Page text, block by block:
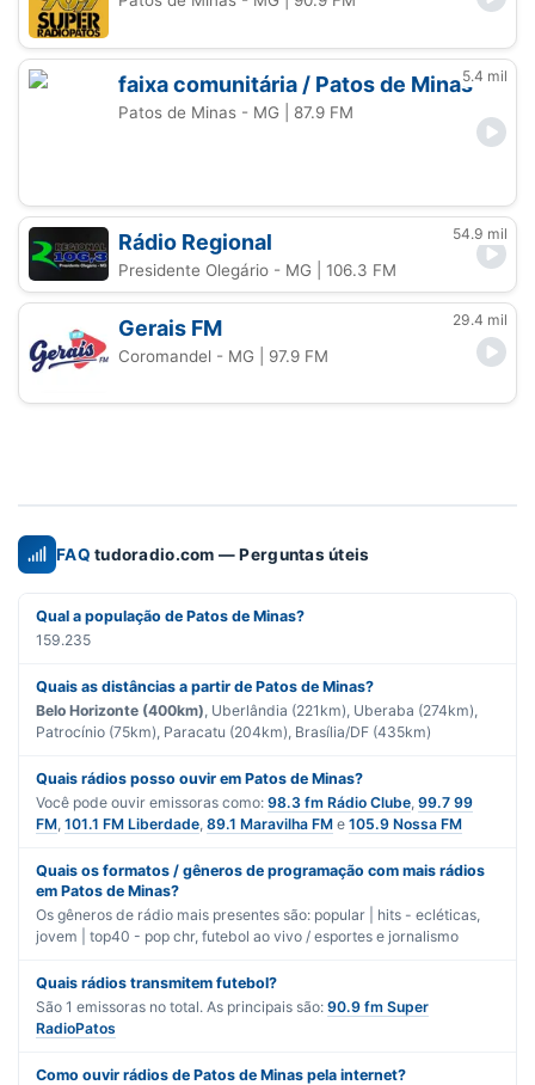
faixa comunitária / Patos de Minas5.4 mil
Patos de Minas - MG | 87.9 FM
Rádio Regional 54.9 mil
Presidente Olegário - MG | 106.3 FM
Gerais FM 29.4 mil
Coromandel - MG | 97.9 FM
FAQ tudoradio.com — Perguntas úteis
Qual a população de Patos de Minas?
159.235
Quais as distâncias a partir de Patos de Minas?
Belo Horizonte (400km) , Uberlândia (221km), Uberaba (274km),
Patrocínio (75km), Paracatu (204km), Brasília/DF (435km)
Quais rádios posso ouvir em Patos de Minas?
Você pode ouvir emissoras como: 98.3 fm Rádio Clube 99.7 99
FM 101.1 FM Liberdade 89.1 Maravilha FM e 105.9 Nossa FM
Quais os formatos / gêneros de programação com mais rádios
em Patos de Minas?
Os gêneros de rádio mais presentes são: popular | hits - ecléticas
jovem | top40 - pop chr, futebol ao vivo / esportes e jornalismo
Quais rádios transmitem futebol?
São 1 emissoras no total. As principais são: 90.9 fm Super
RadioPatos
Como ouvir rádios de Patos de Minas pela internet?